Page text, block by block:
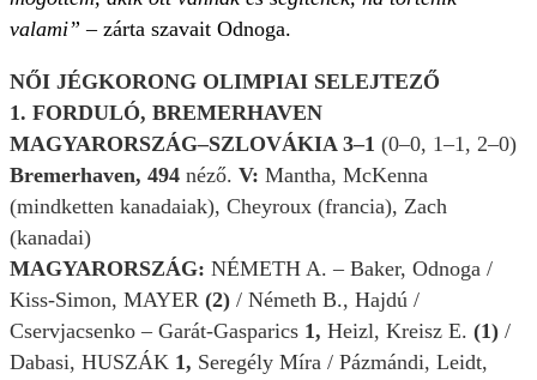
valami” – zárta szavait Odnoga.
NŐI JÉGKORONG OLIMPIAI SELEJTEZŐ
1. FORDULÓ, BREMERHAVEN
MAGYARORSZÁG–SZLOVÁKIA 3–1 (0–0, 1–1, 2–0)
Bremerhaven, 494 néző. V: Mantha, McKenna
(mindketten kanadaiak), Cheyroux (francia), Zach
(kanadai)
MAGYARORSZÁG: NÉMETH A. – Baker, Odnoga /
Kiss-Simon, MAYER (2) / Németh B., Hajdú /
Cservjacsenko – Garát-Gasparics 1, Heizl, Kreisz E. (1) /
Dabasi, HUSZÁK 1, Seregély Míra / Pázmándi, Leidt,